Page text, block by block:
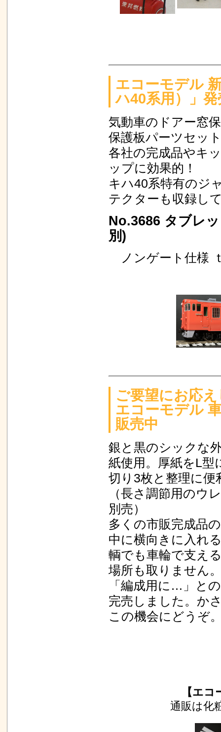
エコーモデル
ハ40系用）」発
気動車のドアー窓
保護板パーツセッ
各社の完成品やキ
ップに効果的！
キハ40系特有のジ
テクターも収録し
No.3686 タブレ
別)
ノンゲート仕様
ご要望にお応
エコーモデル
販売中
銀と黒のシックな
紙使用。厚紙をL型
切り3枚と整理に便
（長さ調節用の
別売）
多くの市販完成品
中に横向きに入れ
輌でも車輪で支え
場所も取りません
「編成用に…」と
完売しました。か
この機会にどうぞ
【エ
通販は化